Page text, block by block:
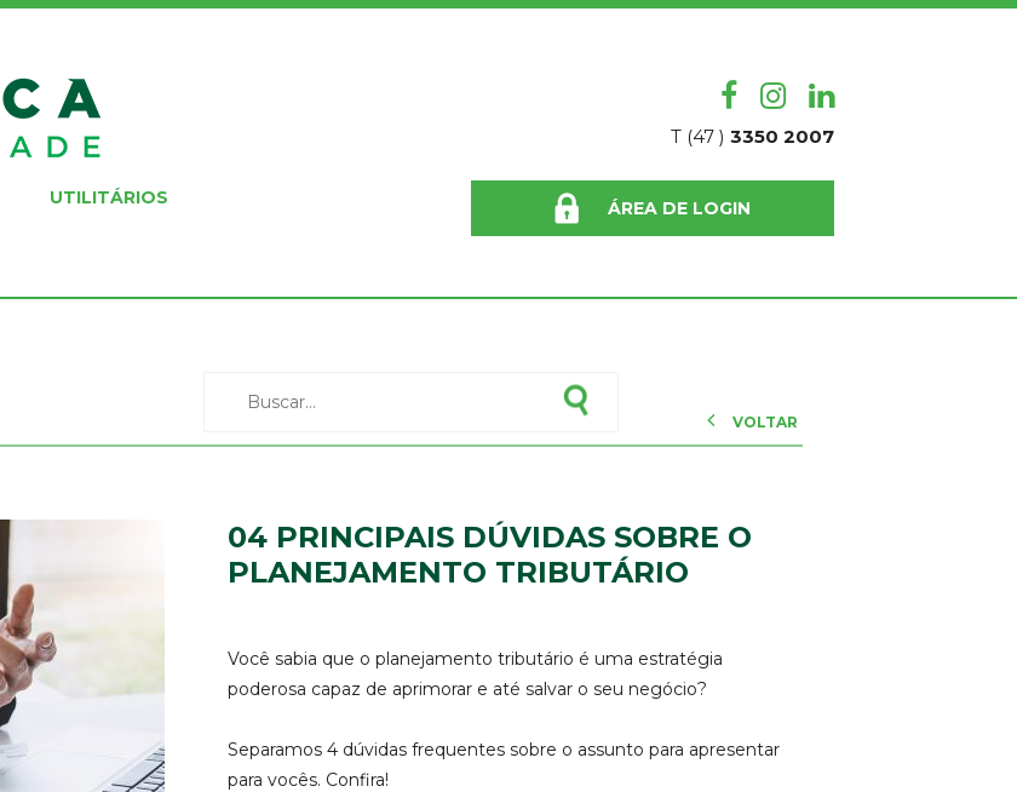
T (47 ) 3350 2007
UTILITÁRIOS
ÁREA DE LOGIN
VOLTAR
04 PRINCIPAIS DÚVIDAS SOBRE O
PLANEJAMENTO TRIBUTÁRIO
Você sabia que o planejamento tributário é uma estratégia
poderosa capaz de aprimorar e até salvar o seu negócio?
Separamos 4 dúvidas frequentes sobre o assunto para apresentar
para vocês. Confira!